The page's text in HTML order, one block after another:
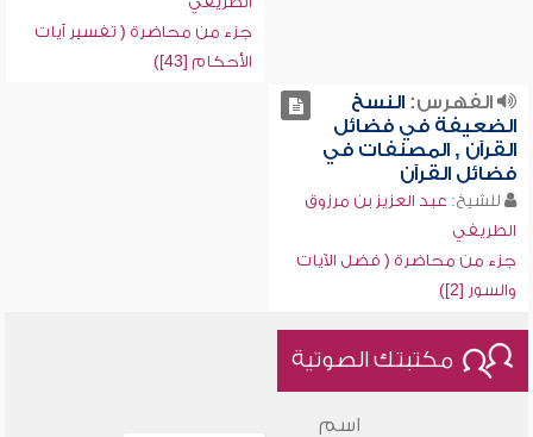
جزء من محاضرة ( تفسير آيات
الأحكام [43])
الفهرس:النسخ
الضعيفة في فضائل
القرآن , المصنفات في
فضائل القرآن
للشيخ: عبد العزيز بن مرزوق
الطريفي
جزء من محاضرة ( فضل الآيات
والسور [2])
مكتبتك الصوتية
اسم